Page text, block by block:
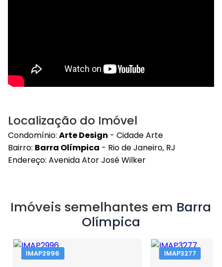
Localização do Imóvel
Condomínio: Arte Design - Cidade Arte
Bairro: Barra Olímpica - Rio de Janeiro, RJ
Endereço: Avenida Ator José Wilker
Imóveis semelhantes em Barra
Olímpica
IMAP2996 IMAP3277